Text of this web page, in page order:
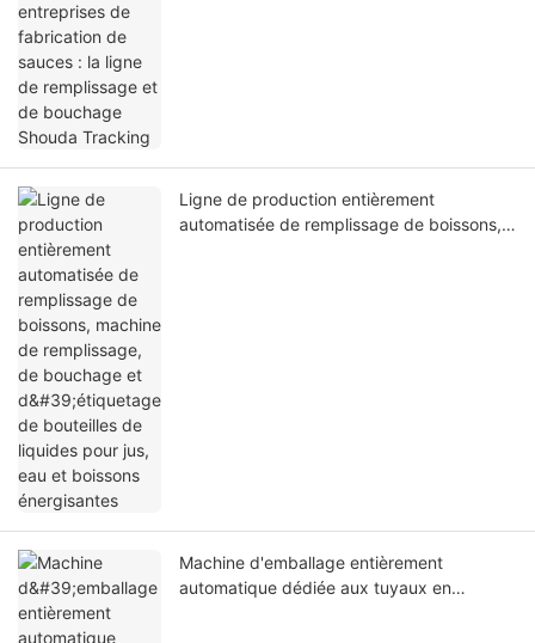
Ligne de production entièrement
automatisée de remplissage de boissons,
Machine d'emballage entièrement
automatique dédiée aux tuyaux en